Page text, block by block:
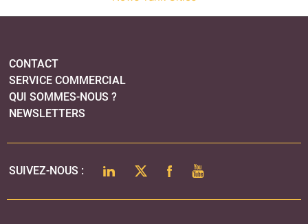
MENTIONS LÉGALES
POLITIQUE DE CONFIDENTIALITÉ
COOKIES